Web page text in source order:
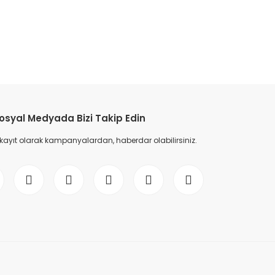
Medyada Bizi Takip Edin
olarak kampanyalardan, haberdar olabilirsiniz.